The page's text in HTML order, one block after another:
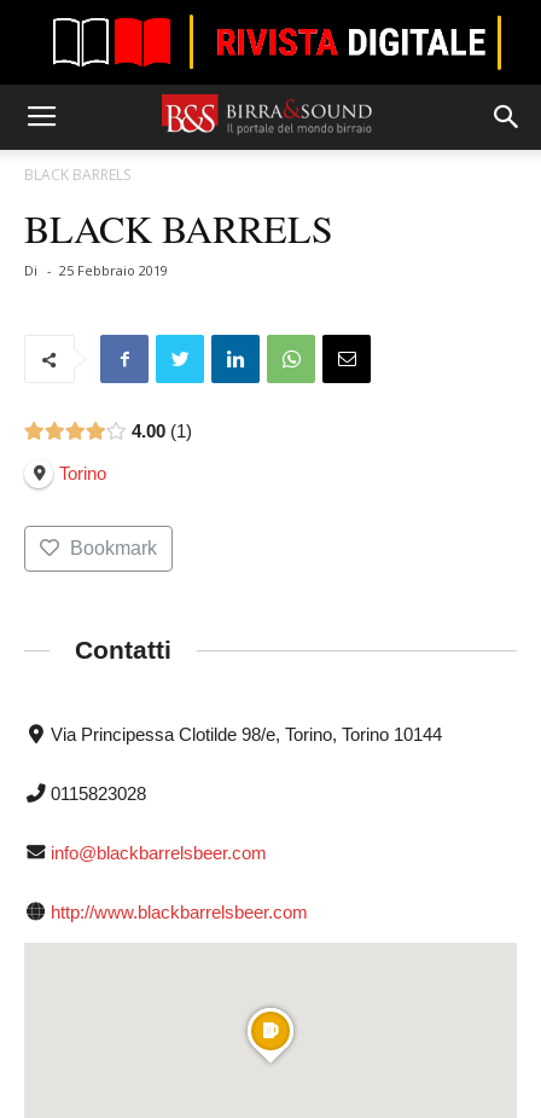
BLACK BARRELS
BLACK BARRELS
Di - 25 Febbraio 2019
4.00 1
Torino
Bookmark
Contatti
Via Principessa Clotilde 98/e, Torino, Torino 10144
0115823028
info@blackbarrelsbeer.com
http://www.blackbarrelsbeer.com